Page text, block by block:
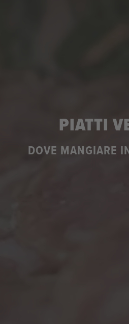
PIATTI
DOVE MANGIARE